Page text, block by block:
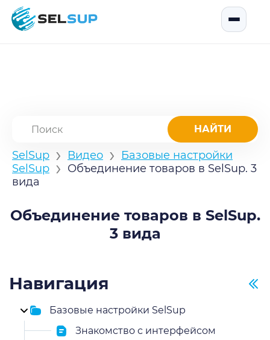
SelSup
SelSup › Видео ›
Базовые настройки
SelSup › Объединение товаров в SelSup. 3
вида
Объединение товаров в SelSup.
3 вида
Навигация
Базовые настройки SelSup
Знакомство с интерфейсом